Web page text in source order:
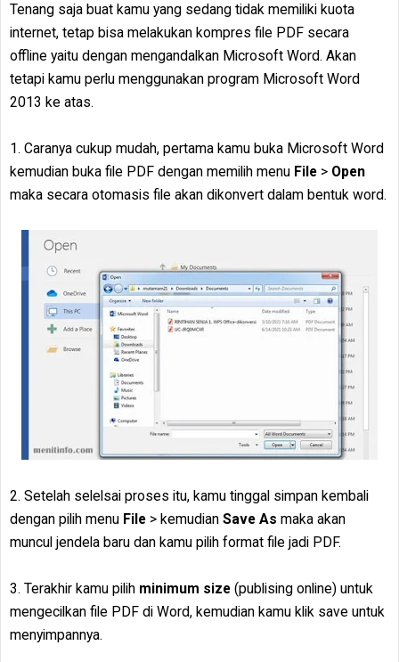
Tenang saja buat kamu yang sedang tidak memiliki kuota
internet, tetap bisa melakukan kompres file PDF secara
offline yaitu dengan mengandalkan Microsoft Word. Akan
tetapi kamu perlu menggunakan program Microsoft Word
2013 ke atas.
1. Caranya cukup mudah, pertama kamu buka Microsoft Word
kemudian buka file PDF dengan memilih menu File > Open
maka secara otomasis file akan dikonvert dalam bentuk word.
2. Setelah selelsai proses itu, kamu tinggal simpan kembali
dengan pilih menu File > kemudian Save As maka akan
muncul jendela baru dan kamu pilih format file jadi PDF.
3. Terakhir kamu pilih minimum size (publising online) untuk
mengecilkan file PDF di Word, kemudian kamu klik save untuk
menyimpannya.